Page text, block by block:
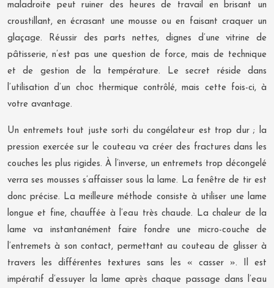
maladroite peut ruiner des heures de travail en brisant un
croustillant, en écrasant une mousse ou en faisant craquer un
glaçage. Réussir des parts nettes, dignes d’une vitrine de
pâtisserie, n’est pas une question de force, mais de technique
et de gestion de la température. Le secret réside dans
l’utilisation d’un choc thermique contrôlé, mais cette fois-ci, à
votre avantage.
Un entremets tout juste sorti du congélateur est trop dur ; la
pression exercée sur le couteau va créer des fractures dans les
couches les plus rigides. À l’inverse, un entremets trop décongelé
verra ses mousses s’affaisser sous la lame. La fenêtre de tir est
donc précise. La meilleure méthode consiste à utiliser une lame
longue et fine, chauffée à l’eau très chaude. La chaleur de la
lame va instantanément faire fondre une micro-couche de
l’entremets à son contact, permettant au couteau de glisser à
travers les différentes textures sans les « casser ». Il est
impératif d’essuyer la lame après chaque passage dans l’eau